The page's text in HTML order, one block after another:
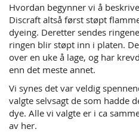
beginning
of
the
images
gallery
Hvordan begynner vi å
Discraft altså først støpt
dyeing. Deretter sendes
ringen blir støpt inn i platen.
over en uke å lage, og har
enn det meste annet.
Vi synes det var veldig
valgte selvsagt de som hadde
dye. Alle vi valgte er i ca
av her.